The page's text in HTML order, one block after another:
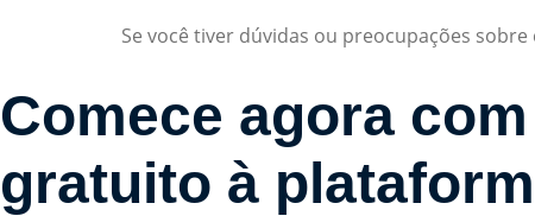
Se você tiver dúvidas ou preocupações
Comece agora
gratuito à